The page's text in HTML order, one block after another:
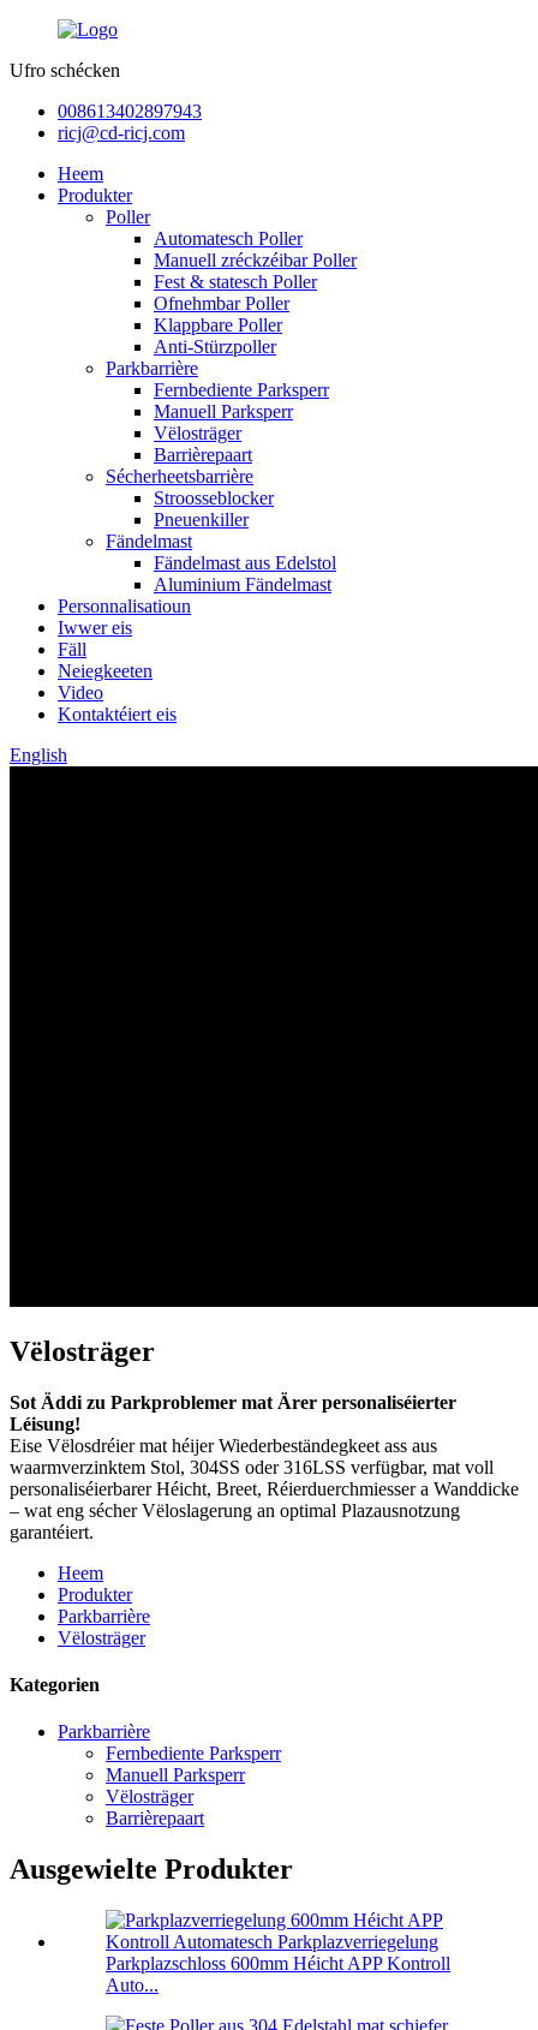
Ufro schécken
008613402897943
ricj@cd-ricj.com
Heem
Produkter
Poller
Automatesch Poller
Manuell zréckzéibar Poller
Fest & statesch Poller
Ofnehmbar Poller
Klappbare Poller
Anti-Stürzpoller
Parkbarrière
Fernbediente Parksperr
Manuell Parksperr
Vëlosträger
Barrièrepaart
Sécherheetsbarrière
Stroosseblocker
Pneuenkiller
Fändelmast
Fändelmast aus Edelstol
Aluminium Fändelmast
Personnalisatioun
Iwwer eis
Fäll
Neiegkeeten
Video
Kontaktéiert eis
English
Vëlosträger
Sot Äddi zu Parkproblemer mat Ärer personaliséierter
Léisung!
Eise Vëlosdréier mat héijer Wiederbeständegkeet ass aus
waarmverzinktem Stol, 304SS oder 316LSS verfügbar, mat voll
personaliséierbarer Héicht, Breet, Réierduerchmiesser a Wanddicke
– wat eng sécher Vëloslagerung an optimal Plazausnotzung
garantéiert.
Heem
Produkter
Parkbarrière
Vëlosträger
Kategorien
Parkbarrière
Fernbediente Parksperr
Manuell Parksperr
Vëlosträger
Barrièrepaart
Ausgewielte Produkter
Parkplazschloss 600mm Héicht APP Kontroll
Auto...